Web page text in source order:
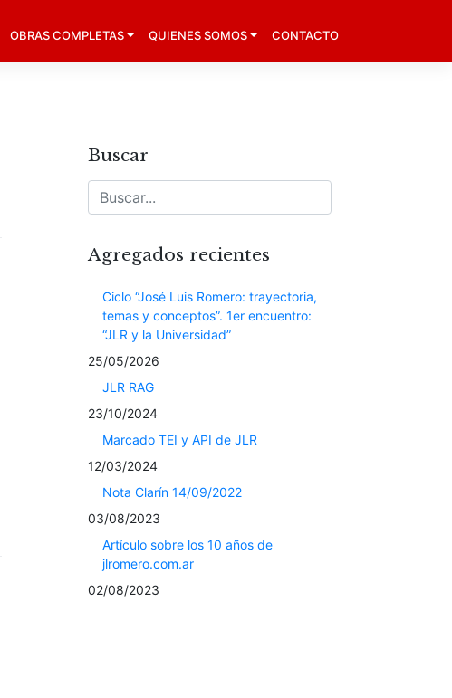
OBRAS COMPLETAS QUIENES SOMOS CONTACTO
Buscar
Agregados recientes
Ciclo “José Luis Romero: trayectoria,
temas y conceptos”. 1er encuentro:
“JLR y la Universidad”
25/05/2026
JLR RAG
23/10/2024
Marcado TEI y API de JLR
12/03/2024
Nota Clarín 14/09/2022
03/08/2023
Artículo sobre los 10 años de
jlromero.com.ar
02/08/2023